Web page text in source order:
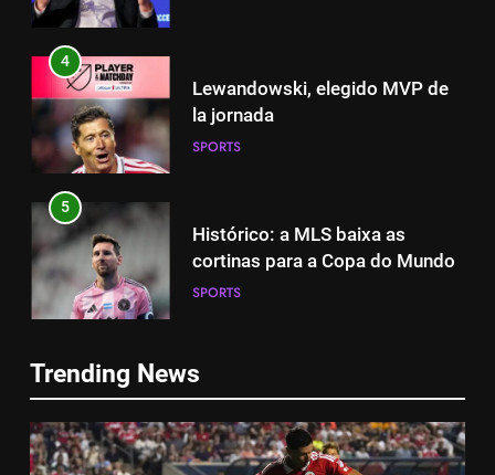
4
Lewandowski, elegido MVP de
la jornada
SPORTS
5
Histórico: a MLS baixa as
cortinas para a Copa do Mundo
SPORTS
A lesão sofrida por Leo Messi já
é conhecida
SPORTS
Trending News
5
cortinas para a Copa do Mundo
SPORTS
6